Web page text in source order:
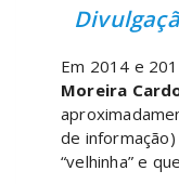
Em 2014 e
Moreira
de
“velhinha” e